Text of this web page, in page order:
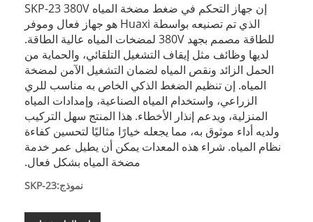
إن جهاز التحكم في ضغط مضخة المياه SKP-23 380V
الذي تم تصنيعه بواسطة Huaxi هو جهاز فعال وموفر
للطاقة مصمم بجهد 380V لمضخات المياه عالية الطاقة.
لديها وظائف مثل إيقاف التشغيل التلقائي، والحماية من
الحمل الزائد ونقص المياه لضمان التشغيل الآمن لمضخة
المياه. إن تنظيم الضغط الذكي الخاص به مناسب للري
الزراعي، واستخدام المياه الصناعية، وإمدادات المياه
المنزلية، ويدعم إنذار الأخطاء. هذا المنتج سهل التركيب
ولديه أداء موثوق به، مما يجعله خيارًا مثاليًا لتحسين كفاءة
نظام المياه. شراء هذه المعدات يمكن أن يطيل عمر خدمة
مضخة المياه بشكل فعال.
نموذج:SKP-23